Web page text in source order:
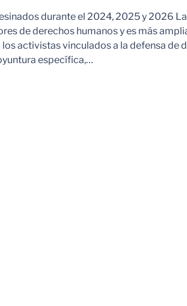
durante el 2024, 2025 y 2026
de derechos humanos y es más
activistas vinculados a la defensa de
específica,…